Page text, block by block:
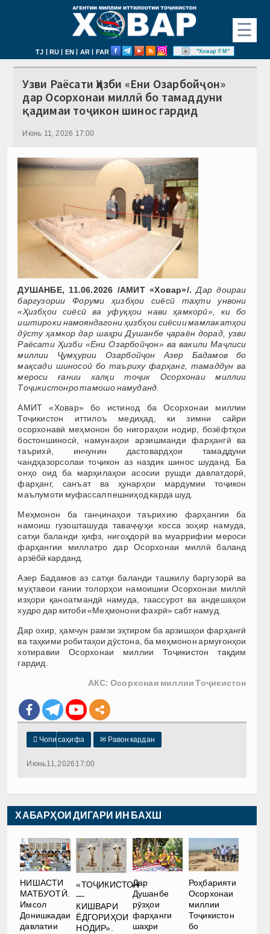
☰
TJ | RU | EN | AR | FAR "Ховар FM"
Узви Раёсати Ҳизби «Ени Озарбойҷон»
дар Осорхонаи миллӣ бо тамаддуни
қадимаи тоҷикон шинос гардид
Июнь 11, 2026 17:00
ДУШАНБЕ, 11.06.2026 /АМИТ «Ховар»/. Дар доираи
баргузории Форуми ҳизбҳои сиёсӣ таҳти унвони
«Ҳизбҳои сиёсӣ ва уфуқҳои нави ҳамкорӣ», ки бо
иштироки намояндагони ҳизбҳои сиёсии мамлакатҳои
дӯсту ҳамкор дар шаҳри Душанбе ҷараён дорад, узви
Раёсати Ҳизби «Ени Озарбойҷон» ва вакили Маҷлиси
миллии Ҷумҳурии Озарбойҷон Азер Бадамoв бо
мақсади шиносоӣ бо таъриху фарҳанг, тамаддун ва
мероси ғании халқи тоҷик Осорхонаи миллии
Тоҷикистонро тамошо намуданд.
АМИТ «Ховар» бо истинод ба Осорхонаи миллии
Тоҷикистон иттилоъ медиҳад, ки зимни сайри
осорхонавӣ меҳмонон бо нигораҳои нодир, бозёфтҳои
бостоншиносӣ, намунаҳои арзишманди фарҳангӣ ва
таърихӣ, инчунин дастовардҳои тамаддуни
чандҳазорсолаи тоҷикон аз наздик шинос шуданд. Ба
онҳо оид ба марҳилаҳои асосии рушди давлатдорӣ,
фарҳанг, санъат ва ҳунарҳои мардумии тоҷикон
маълумоти муфассал пешниҳод карда шуд.
Меҳмонон ба ганҷинаҳои таърихию фарҳангии ба
намоиш гузошташуда таваҷҷуҳи хосса зоҳир намуда,
сатҳи баланди ҳифз, нигоҳдорӣ ва муаррифии мероси
фарҳангии миллатро дар Осорхонаи миллӣ баланд
арзёбӣ карданд.
Азер Бадамов аз сатҳи баланди ташкилу баргузорӣ ва
муҳтавои ғании толорҳои намоишии Осорхонаи миллӣ
изҳори қаноатмандӣ намуда, таассурот ва андешаҳои
худро дар китоби «Меҳмонони фахрӣ» сабт намуд.
Дар охир, ҳамчун рамзи эҳтиром ба арзишҳои фарҳангӣ
ва таҳкими робитаҳои дӯстона, ба меҳмонон армуғонҳои
хотиравии Осорхонаи миллии Тоҷикистон тақдим
гардид.
АКС: Осорхонаи миллии Тоҷикистон
 Чопи саҳифа ✉ Равон кардан
Июнь 11, 2026 17:00
ХАБАРҲОИ ДИГАРИ ИН БАХШ
НИШАСТИ
МАТБУОТӢ.
Имсол
Донишкадаи
давлатии
«ТОҶИКИСТОН
—
КИШВАРИ
ЁДГОРИҲОИ
НОДИР».
Дар
Душанбе
рӯзҳои
фарҳанги
шаҳри
Роҳбарияти
Осорхонаи
миллии
Тоҷикистон
бо